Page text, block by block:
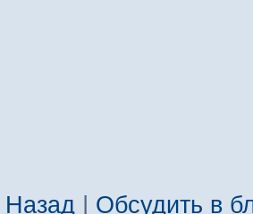
Назад | Обсудить в